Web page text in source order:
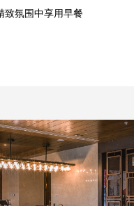
致氛围中享用早餐